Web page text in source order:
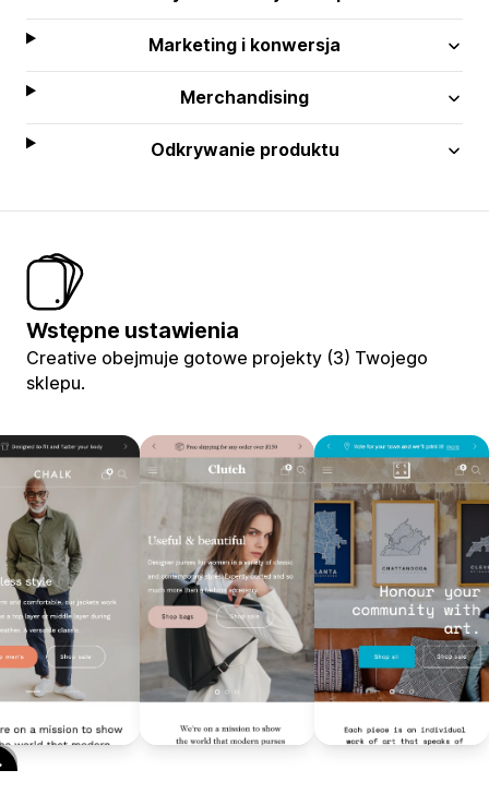
Marketing i konwersja
Merchandising
Odkrywanie produktu
Wstępne ustawienia
Creative obejmuje gotowe projekty (3) Twojego
sklepu.